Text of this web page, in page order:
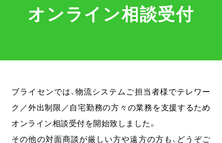
AI COOOLa
課題から探す
オンライン相談受付
ブライセンでは、物流システムご担当者様でテレワー
ク／外出制限／自宅勤務の方々の業務を支援するため
オンライン相談受付を開始致しました。
その他の対面商談が厳しい方や遠方の方も、どうぞご